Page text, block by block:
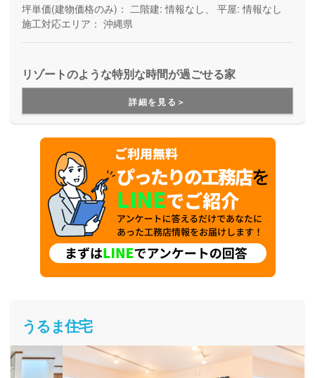
坪単価(建物価格のみ)： 二階建: 情報なし、 平屋: 情報なし
施工対応エリア： 沖縄県
リゾートのような特別な時間が過ごせる家
詳細を見る＞
うるま住宅